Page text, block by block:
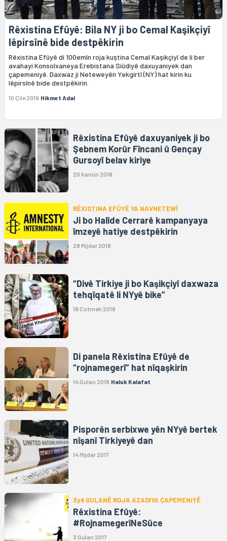
Rêxistina Efûyê: Bila NY ji bo Cemal Kaşikçiyî
lêpirsînê bide destpêkirin
Rêxistina Efûyê di 100emîn roja kuştina Cemal Kaşikçiyî de li ber
avahayi Konsolxaneya Erebistana Siûdiyê daxuyaniyek dan
çapemeniyê. Daxwaz ji Neteweyên Yekgirtî (NY) hat kirin ku
lêpirsînê bide destpêkirin.
10 Çile 2019 Hikmet Adal
Rêxistina Efûyê daxuyaniyek ji bo
Şebnem Korûr Fîncani û Gençay
Gursoyî belav kiriye
20 Kanûn 2018
RÊXISTINA EFÛYÊ YA NAVNETEWÎ
Ji bo Halîde Cerrarê kampanyaya
îmzeyê hatiye destpêkirin
28 Mijdar 2018
“Divê Tirkiye ji bo Kaşikçiyî daxwaza
tehqîqatê li NYyê bike”
19 Cotmeh 2018
Di panela Rêxistina Efûyê de
“rojnamegerî” hat nîqaşkirin
14 Gulan 2018 Haluk Kalafat
Pisporên serbixwe yên NYyê bertek
nîşanî Tirkiyeyê dan
14 Mijdar 2017
3yê GULANÊ ROJA AZADIYA ÇAPEMENIYÊ
Rêxistina Efûyê:
#RojnamegerîNeSûce
3 Gulan 2017